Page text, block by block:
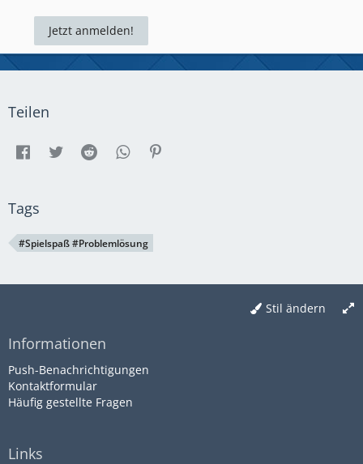
Jetzt anmelden!
Teilen
Tags
#Spielspaß #Problemlösung
Stil ändern
Informationen
Push-Benachrichtigungen
Kontaktformular
Häufig gestellte Fragen
Links